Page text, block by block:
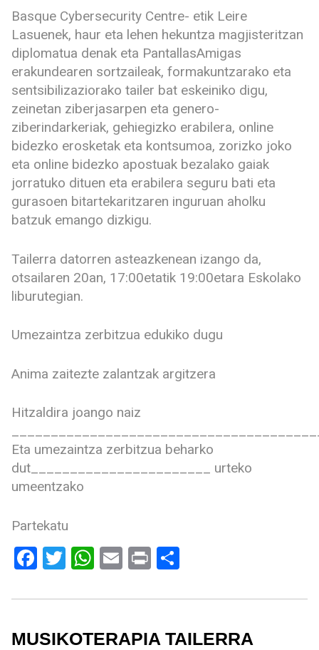
Basque Cybersecurity Centre- etik Leire
Lasuenek, haur eta lehen hekuntza magjisteritzan
diplomatua denak eta PantallasAmigas
erakundearen sortzaileak, formakuntzarako eta
sentsibilizaziorako tailer bat eskeiniko digu,
zeinetan ziberjasarpen eta genero-
ziberindarkeriak, gehiegizko erabilera, online
bidezko erosketak eta kontsumoa, zorizko joko
eta online bidezko apostuak bezalako gaiak
jorratuko dituen eta erabilera seguru bati eta
gurasoen bitartekaritzaren inguruan aholku
batzuk emango dizkigu.
Tailerra datorren asteazkenean izango da,
otsailaren 20an, 17:00etatik 19:00etara Eskolako
liburutegian.
Umezaintza zerbitzua edukiko dugu
Anima zaitezte zalantzak argitzera
Hitzaldira joango naiz
Eta umezaintza zerbitzua beharko
dut_______________________ urteko
umeentzako
Partekatu
Facebook
Twitter
WhatsApp
Email
PrintShare
MUSIKOTERAPIA TAILERRA